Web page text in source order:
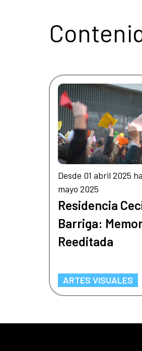
Desde 01 abril 2025
mayo 2025
Residencia
Barriga:
Reeditada
ARTES VISUALES